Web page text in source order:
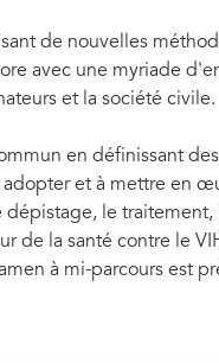
de nouvelles
avec une myriade
et la société civile.
en définissant
et à mettre en
le
de la santé contre le
à mi-parcours est